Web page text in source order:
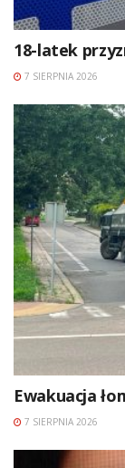
18-latek
7 SIERPNIA 2026
Ewakuacja
7 SIERPNIA 2026